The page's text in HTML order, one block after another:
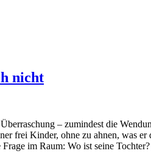
nicht
– zumindest die
frei Kinder, ohne zu ahnen, was
im Raum: Wo ist seine Tochter?